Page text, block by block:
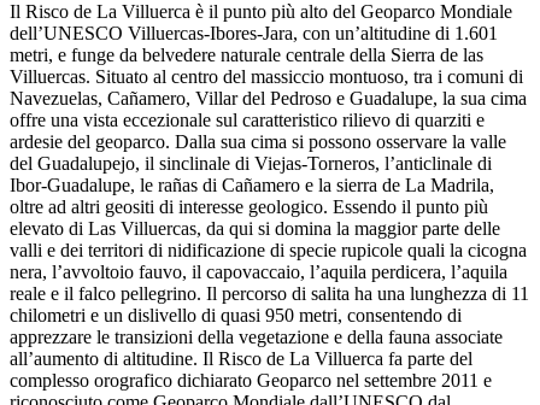
Il Risco de La Villuerca è il punto più alto del Geoparco Mondiale
dell’UNESCO Villuercas-Ibores-Jara, con un’altitudine di 1.601
metri, e funge da belvedere naturale centrale della Sierra de las
Villuercas. Situato al centro del massiccio montuoso, tra i comuni di
Navezuelas, Cañamero, Villar del Pedroso e Guadalupe, la sua cima
offre una vista eccezionale sul caratteristico rilievo di quarziti e
ardesie del geoparco. Dalla sua cima si possono osservare la valle
del Guadalupejo, il sinclinale di Viejas-Torneros, l’anticlinale di
Ibor-Guadalupe, le rañas di Cañamero e la sierra de La Madrila,
oltre ad altri geositi di interesse geologico. Essendo il punto più
elevato di Las Villuercas, da qui si domina la maggior parte delle
valli e dei territori di nidificazione di specie rupicole quali la cicogna
nera, l’avvoltoio fauvo, il capovaccaio, l’aquila perdicera, l’aquila
reale e il falco pellegrino. Il percorso di salita ha una lunghezza di 11
chilometri e un dislivello di quasi 950 metri, consentendo di
apprezzare le transizioni della vegetazione e della fauna associate
all’aumento di altitudine. Il Risco de La Villuerca fa parte del
complesso orografico dichiarato Geoparco nel settembre 2011 e